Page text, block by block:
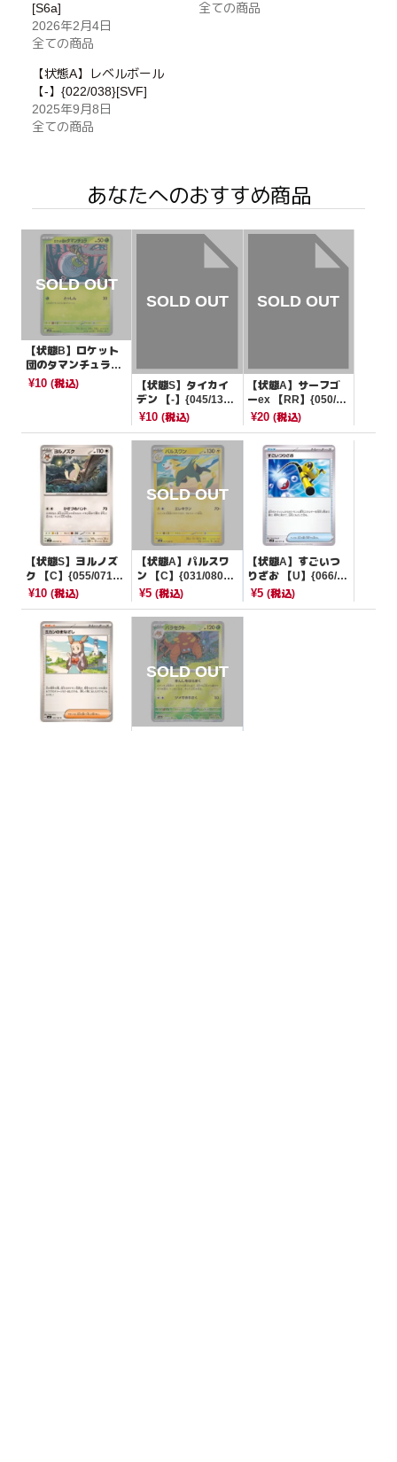
[S6a]
2026年2月4日
全ての商品
全ての商品
【状態A】レベルボール
【-】{022/038}[SVF]
2025年9月8日
全ての商品
あなたへのおすすめ商品
【状態B】ロケット
団のタマンチュラ
【C】{008/098}[SV
¥10 (税込)
【状態S】タイカイ
デン 【-】{045/139}
[SVD]
¥10(税込)
【状態A】サーフゴ
ーex 【RR】{050/06
2}[SV3a]
¥20 (税込)
【状態S】ヨルノズ
ク 【C】{055/071}
[SV5K]
¥10 (税込)
【状態A】パルスワ
ン 【C】{031/080}
[M2]
¥5(税込)
【状態A】すごいつ
りざお 【U】{066/0
71}[SV2P]
¥5 (税込)